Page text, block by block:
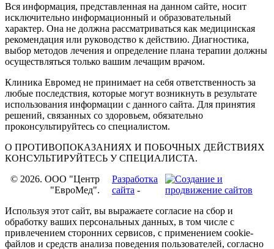
Вся информация, представленная на данном сайте, носит
исключительно информационный и образовательный
характер. Она не должна рассматриваться как медицинская
рекомендация или руководство к действию. Диагностика,
выбор методов лечения и определение плана терапии должны
осуществляться только вашим лечащим врачом.
Клиника Евромед не принимает на себя ответственность за
любые последствия, которые могут возникнуть в результате
использования информации с данного сайта. Для принятия
решений, связанных со здоровьем, обязательно
проконсультируйтесь со специалистом.
О ПРОТИВОПОКАЗАНИЯХ И ПОБОЧНЫХ ДЕЙСТВИЯХ
КОНСУЛЬТИРУЙТЕСЬ У СПЕЦИАЛИСТА.
© 2026. OOO "Центр
"ЕвроМед".
Разработка
сайта -
Используя этот сайт, вы выражаете согласие на сбор и
обработку ваших персональных данных, в том числе с
привлечением сторонних сервисов, с применением cookie-
файлов и средств анализа поведения пользователей, согласно